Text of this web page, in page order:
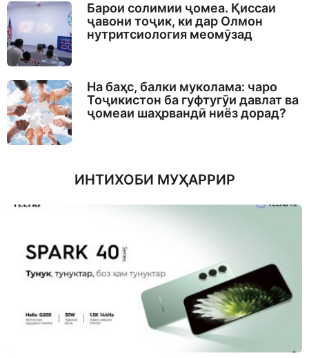
Барои солимии ҷомеа. Қиссаи
ҷавони тоҷик, ки дар Олмон
нутритсиология меомӯзад
На баҳс, балки муколама: чаро
Тоҷикистон ба гуфтугӯи давлат ва
ҷомеаи шаҳрвандӣ ниёз дорад?
ИНТИХОБИ МУҲАРРИР